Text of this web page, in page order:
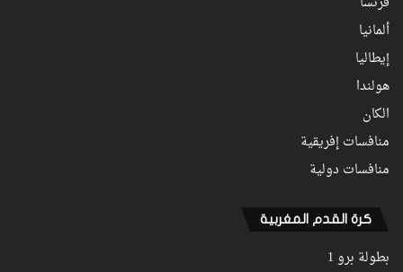
ألمانيا
إيطاليا
هولندا
الكان
منافسات إفريقية
منافسات دولية
كرة القدم المغربية
بطولة برو 1